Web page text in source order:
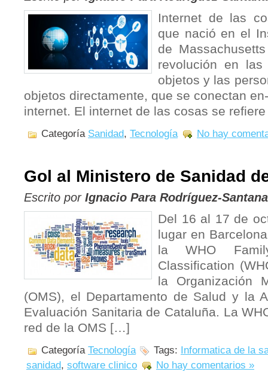
Internet de las
que nació en el
de
revolución en
objetos y las
objetos directamente, que se conectan
internet. El internet de las cosas se
Categoría Sanidad, Tecnología No hay
Gol al Ministero de Sanidad
Escrito por Ignacio Para Rodríguez-Santana
Del 16 al 17 de
lugar en
la WHO
Classification
la Organización
(OMS), el Departamento de Salud y la
Evaluación Sanitaria de Cataluña. La
red de la OMS […]
Categoría Tecnología Tags: Informatica de la
sanidad, software clinico No hay comentarios »